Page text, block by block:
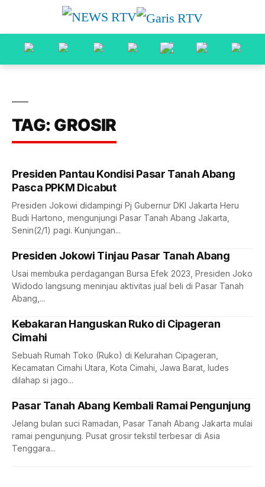
TAG: GROSIR
Presiden Pantau Kondisi Pasar Tanah Abang
Pasca PPKM Dicabut
Presiden Jokowi didampingi Pj Gubernur DKI Jakarta Heru
Budi Hartono, mengunjungi Pasar Tanah Abang Jakarta,
Senin(2/1) pagi. Kunjungan...
Presiden Jokowi Tinjau Pasar Tanah Abang
Usai membuka perdagangan Bursa Efek 2023, Presiden Joko
Widodo langsung meninjau aktivitas jual beli di Pasar Tanah
Abang,...
Kebakaran Hanguskan Ruko di Cipageran
Cimahi
Sebuah Rumah Toko (Ruko) di Kelurahan Cipageran,
Kecamatan Cimahi Utara, Kota Cimahi, Jawa Barat, ludes
dilahap si jago...
Pasar Tanah Abang Kembali Ramai Pengunjung
Jelang bulan suci Ramadan, Pasar Tanah Abang Jakarta mulai
ramai pengunjung. Pusat grosir tekstil terbesar di Asia
Tenggara...